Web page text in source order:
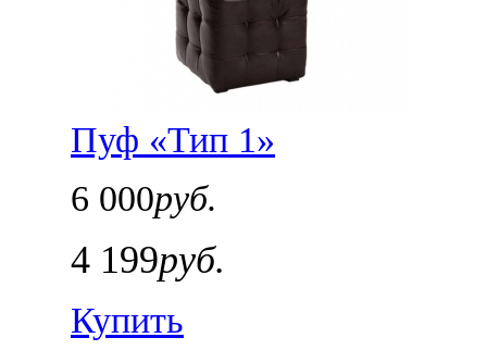
Пуф «Тип 1»
6 000руб.
4 199руб.
Купить